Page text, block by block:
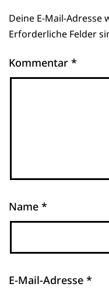
Deine E-Mail-
Erforderliche Felder
Kommentar *
Name *
E-Mail-Adresse *